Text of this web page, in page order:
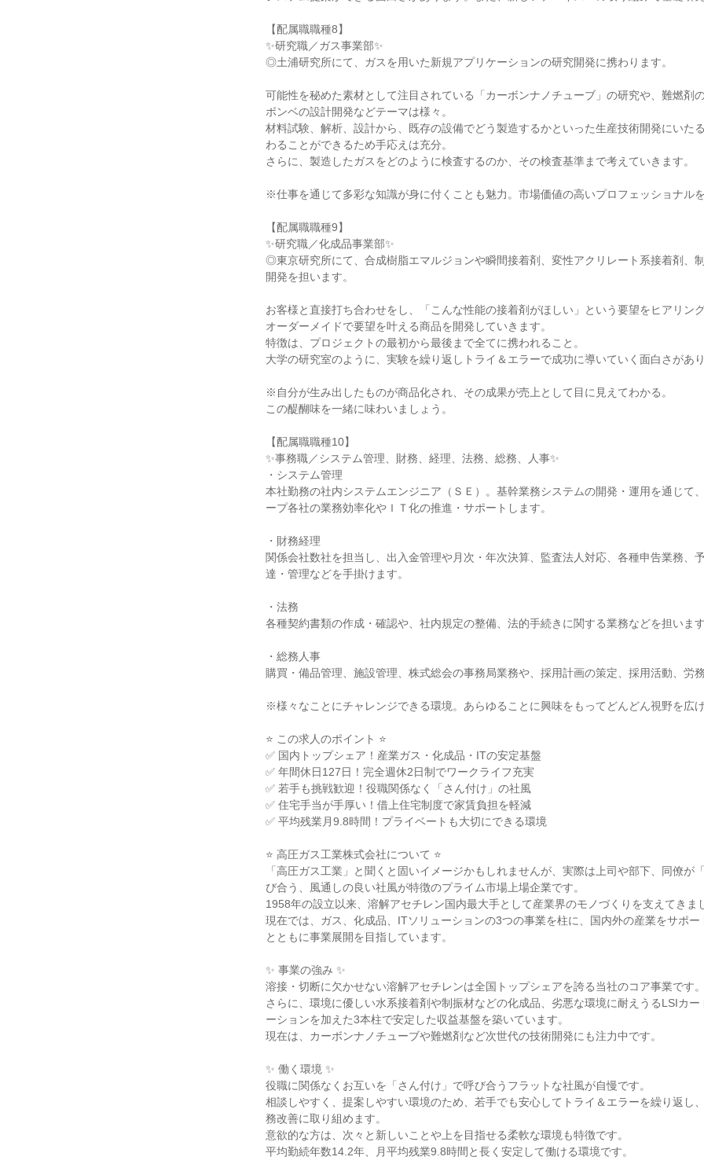
【配属職職種8】
✨研究職／ガス事業部✨
◎土浦研究所にて、ガスを用いた新規アプリケーションの研究開発に携わります。
可能性を秘めた素材として注目されている「カーボンナノチューブ」の研究や、難燃剤
ボンベの設計開発などテーマは様々。
材料試験、解析、設計から、既存の設備でどう製造するかといった生産技術開発にいた
わることができるため手応えは充分。
さらに、製造したガスをどのように検査するのか、その検査基準まで考えていきます。
※仕事を通じて多彩な知識が身に付くことも魅力。市場価値の高いプロフェッショナルを
【配属職職種9】
✨研究職／化成品事業部✨
◎東京研究所にて、合成樹脂エマルジョンや瞬間接着剤、変性アクリレート系接着剤、
開発を担います。
お客様と直接打ち合わせをし、「こんな性能の接着剤がほしい」という要望をヒアリング
オーダーメイドで要望を叶える商品を開発していきます。
特徴は、プロジェクトの最初から最後まで全てに携われること。
大学の研究室のように、実験を繰り返しトライ＆エラーで成功に導いていく面白さがあり
※自分が生み出したものが商品化され、その成果が売上として目に見えてわかる。
この醍醐味を一緒に味わいましょう。
【配属職職種10】
✨事務職／システム管理、財務、経理、法務、総務、人事✨
・システム管理
本社勤務の社内システムエンジニア（ＳＥ）。基幹業務システムの開発・運用を通じて
ープ各社の業務効率化やＩＴ化の推進・サポートします。
・財務経理
関係会社数社を担当し、出入金管理や月次・年次決算、監査法人対応、各種申告業務、
達・管理などを手掛けます。
・法務
各種契約書類の作成・確認や、社内規定の整備、法的手続きに関する業務などを担います
・総務人事
購買・備品管理、施設管理、株式総会の事務局業務や、採用計画の策定、採用活動、労務
※様々なことにチャレンジできる環境。あらゆることに興味をもってどんどん視野を広げ
⭐ この求人のポイント ⭐
✅ 国内トップシェア！産業ガス・化成品・ITの安定基盤
✅ 年間休日127日！完全週休2日制でワークライフ充実
✅ 若手も挑戦歓迎！役職関係なく「さん付け」の社風
✅ 住宅手当が手厚い！借上住宅制度で家賃負担を軽減
✅ 平均残業月9.8時間！プライベートも大切にできる環境
⭐ 高圧ガス工業株式会社について ⭐
「高圧ガス工業」と聞くと固いイメージかもしれませんが、実際は上司や部下、同僚が
び合う、風通しの良い社風が特徴のプライム市場上場企業です。
1958年の設立以来、溶解アセチレン国内最大手として産業界のモノづくりを支えてきま
現在では、ガス、化成品、ITソリューションの3つの事業を柱に、国内外の産業をサポー
とともに事業展開を目指しています。
✨ 事業の強み ✨
溶接・切断に欠かせない溶解アセチレンは全国トップシェアを誇る当社のコア事業です。
さらに、環境に優しい水系接着剤や制振材などの化成品、劣悪な環境に耐えうるLSIカー
ーションを加えた3本柱で安定した収益基盤を築いています。
現在は、カーボンナノチューブや難燃剤など次世代の技術開発にも注力中です。
✨ 働く環境 ✨
役職に関係なくお互いを「さん付け」で呼び合うフラットな社風が自慢です。
相談しやすく、提案しやすい環境のため、若手でも安心してトライ＆エラーを繰り返し
務改善に取り組めます。
意欲的な方は、次々と新しいことや上を目指せる柔軟な環境も特徴です。
平均勤続年数14.2年、月平均残業9.8時間と長く安定して働ける環境です。